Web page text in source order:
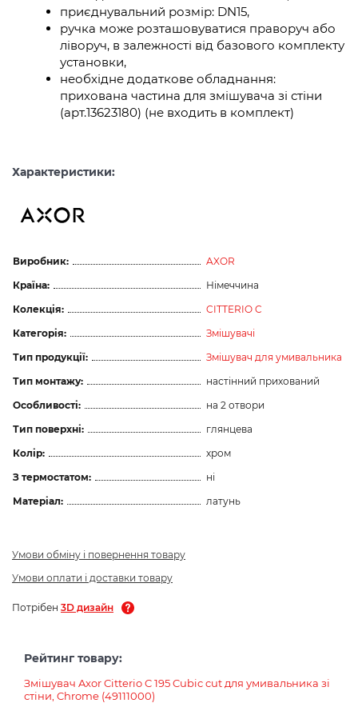
приєднувальний розмір: DN15,
ручка може розташовуватися праворуч або
ліворуч, в залежності від базового комплекту
установки,
необхідне додаткове обладнання:
прихована частина для змішувача зі стіни
(арт.13623180) (не входить в комплект)
Характеристики:
Виробник:
AXOR
Країна:
Німеччина
Колекція:
CITTERIO C
Категорія:
Змішувачі
Тип продукції:
Змішувач для умивальника
Тип монтажу:
настінний прихований
Особливості:
на 2 отвори
Тип поверхні:
глянцева
Колір:
хром
З термостатом:
ні
Матеріал:
латунь
Умови обміну і повернення товару
Умови оплати і доставки товару
Потрібен 3D дизайн
Рейтинг товару:
Змішувач Axor Citterio C 195 Cubic cut для умивальника зі
стіни, Chrome (49111000)